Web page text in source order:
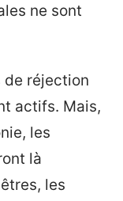
ne sont
de réjection
actifs. Mais,
les
là
les